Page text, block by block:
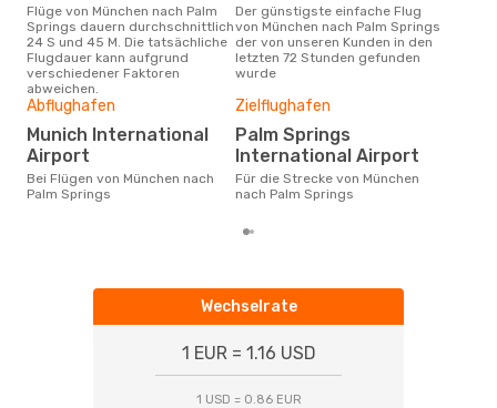
Flüge von München nach Palm
Springs dauern durchschnittlich
24 S und 45 M. Die tatsächliche
Flugdauer kann aufgrund
verschiedener Faktoren
abweichen.
Der günstigste einfache Flug
von München nach Palm Springs
der von unseren Kunden in den
letzten 72 Stunden gefunden
wurde
Abflughafen
Munich International
Airport
Bei Flügen von München nach
Palm Springs
Zielflughafen
Palm Springs
International Airport
Für die Strecke von München
nach Palm Springs
Wechselrate
1 EUR = 1.16 USD
1 USD = 0.86 EUR